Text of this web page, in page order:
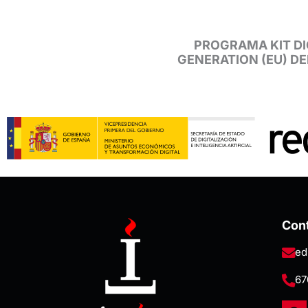
PROGRAMA KIT
GENERATION (EU)